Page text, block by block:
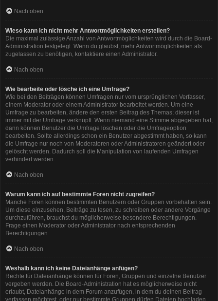
Nach oben
Wieso kann ich nicht mehr Antwortmöglichkeiten erstellen?
Die maximal zulässige Anzahl von Antwortmöglichkeiten wird durch die Board-
Administration festgelegt. Wenn du glaubst, mehr Antwortmöglichkeiten als
zugelassen zu benötigen, kontaktiere einen Administrator.
Nach oben
Wie bearbeite oder lösche ich eine Umfrage?
Wie bei den Beiträgen können Umfragen nur vom ursprünglichen Verfasser,
einem Moderator oder einem Administrator bearbeitet werden. Um eine
Umfrage zu bearbeiten, ändere den ersten Beitrag des Themas; dieser ist
immer mit der Umfrage verknüpft. Wenn niemand eine Stimme abgegeben hat,
dann können Benutzer die Umfrage löschen oder die Umfrageoption
bearbeiten. Sollte allerdings schon ein Benutzer abgestimmt haben, so kann
die Umfrage nur noch von Moderatoren oder Administratoren geändert oder
gelöscht werden. Dadurch soll die Manipulation von laufenden Umfragen
verhindert werden.
Nach oben
Warum kann ich auf bestimmte Foren nicht zugreifen?
Manche Foren können bestimmten Benutzern oder Gruppen vorbehalten sein.
Um diese einzusehen, Beiträge zu lesen, zu schreiben oder andere Vorgänge
durchzuführen, brauchst du möglicherweise besondere Berechtigungen.
Frage einen Moderator oder Administrator nach entsprechenden
Berechtigungen.
Nach oben
Weshalb kann ich keine Dateianhänge anfügen?
Rechte für Dateianhänge können für Foren, Gruppen und einzelne Benutzer
vergeben werden. Die Board-Administration hat es möglicherweise nicht
erlaubt, Dateianhänge in dem Forum anzufügen, in dem du deinen Beitrag
verfassen möchtest, oder nur bestimmte Gruppen dürfen Dateien hochladen.